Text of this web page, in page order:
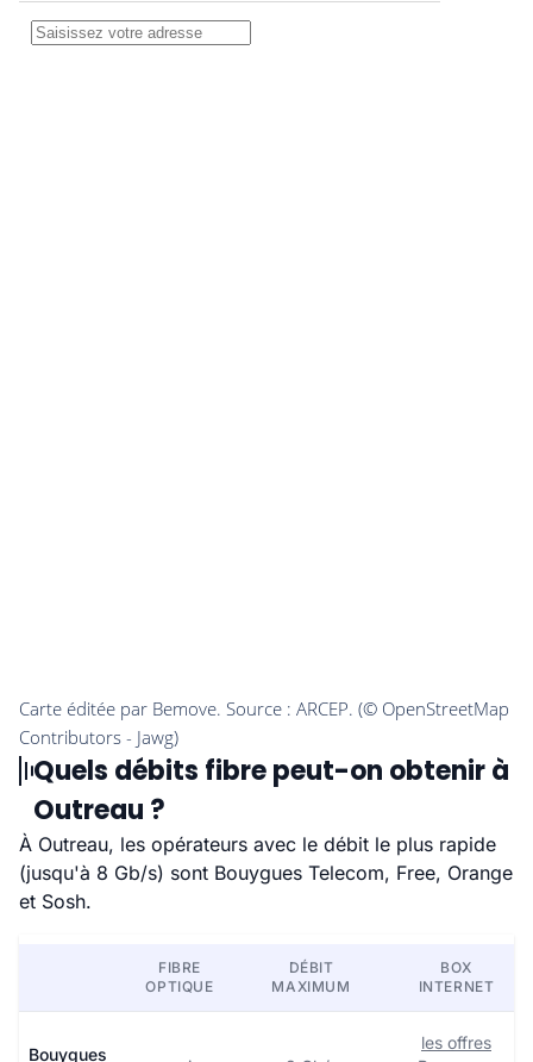
Quels débits fibre peut-on obtenir à
Outreau ?
À Outreau, les opérateurs avec le débit le plus rapide
(jusqu'à 8 Gb/s) sont Bouygues Telecom, Free, Orange
et Sosh.
FIBRE
OPTIQUE
DÉBIT
MAXIMUM
BOX
INTERNET
Bouygues
les offres